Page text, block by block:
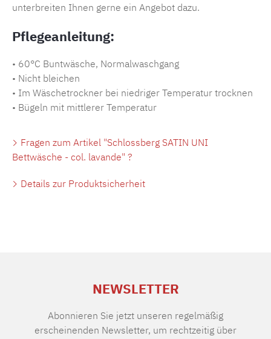
unterbreiten Ihnen gerne ein Angebot dazu.
Pflegeanleitung:
• 60°C Buntwäsche, Normalwaschgang
• Nicht bleichen
• Im Wäschetrockner bei niedriger Temperatur trocknen
• Bügeln mit mittlerer Temperatur
Fragen zum Artikel "Schlossberg SATIN UNI
Bettwäsche - col. lavande" ?
Details zur Produktsicherheit
NEWSLETTER
Abonnieren Sie jetzt unseren regelmäßig
erscheinenden Newsletter, um rechtzeitig über